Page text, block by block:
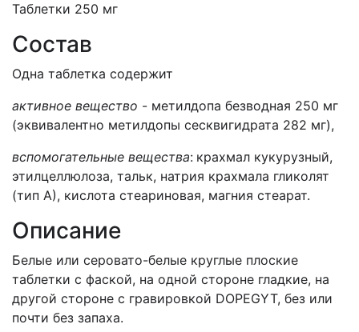
Таблетки 250 мг
Состав
Одна таблетка содержит
активное вещество - метилдопа безводная 250 мг
(эквивалентно метилдопы сесквигидрата 282 мг),
вспомогательные вещества: крахмал кукурузный,
этилцеллюлоза, тальк, натрия крахмала гликолят
(тип А), кислота стеариновая, магния стеарат.
Описание
Белые или серовато-белые круглые плоские
таблетки с фаской, на одной стороне гладкие, на
другой стороне с гравировкой DOPEGYT, без или
почти без запаха.